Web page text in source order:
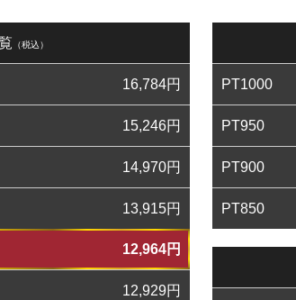
（税込）
16,784円
15,246円
14,970円
13,915円
12,964円
12,929円
PT1000
PT950
PT900
PT850